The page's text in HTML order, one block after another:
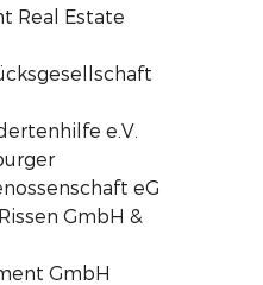
Real Estate
e.V.
eG
GmbH &
GmbH